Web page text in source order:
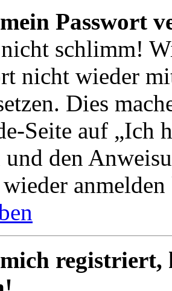
Passwort
schlimm!
nicht wieder
Dies
Seite auf „Ich
den